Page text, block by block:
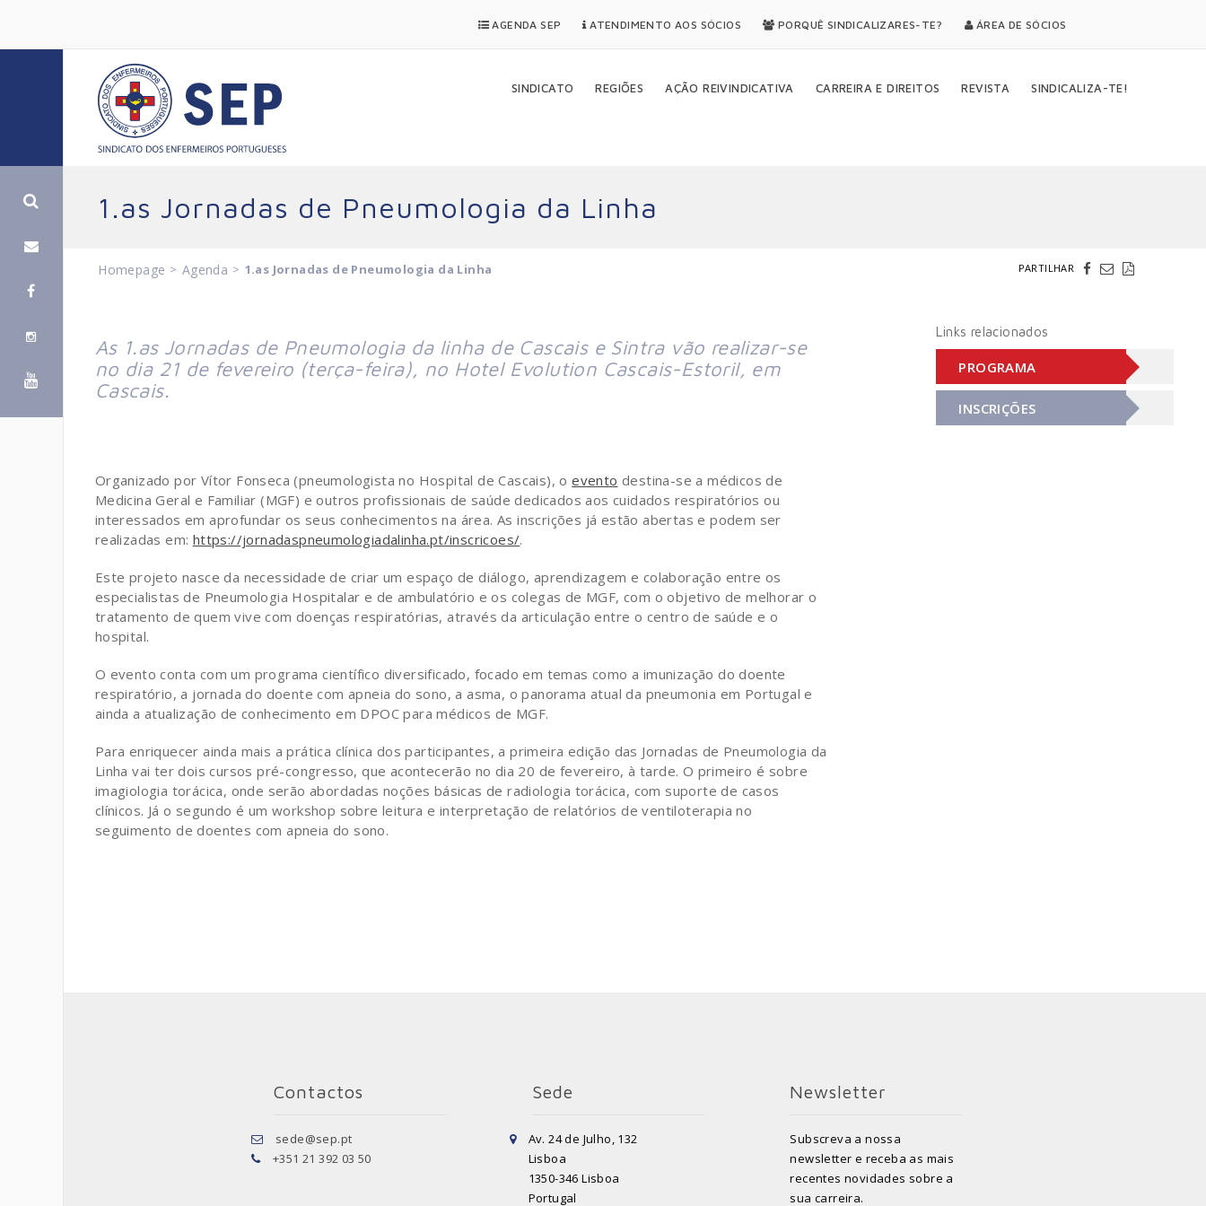
AGENDA SEP ATENDIMENTO AOS SÓCIOS PORQUÊ SINDICALIZARES-TE? ÁREA DE SÓCIOS
SINDICATO REGIÕES AÇÃO REIVINDICATIVA CARREIRA E DIREITOS REVISTA SINDICALIZA-TE!
1.as Jornadas de Pneumologia da Linha
Homepage > Agenda > 1.as Jornadas de Pneumologia da Linha PARTILHAR
As 1.as Jornadas de Pneumologia da linha de Cascais e Sintra vão realizar-se
no dia 21 de fevereiro (terça-feira), no Hotel Evolution Cascais-Estoril, em
Cascais.
Organizado por Vítor Fonseca (pneumologista no Hospital de Cascais), oevento destina-se a médicos de
Medicina Geral e Familiar (MGF) e outros profissionais de saúde dedicados aos cuidados respiratórios ou
interessados em aprofundar os seus conhecimentos na área. As inscrições já estão abertas e podem ser
realizadas em: https://jornadaspneumologiadalinha.pt/inscricoes/.
Este projeto nasce da necessidade de criar um espaço de diálogo, aprendizagem e colaboração entre os
especialistas de Pneumologia Hospitalar e de ambulatório e os colegas de MGF, com o objetivo de melhorar o
tratamento de quem vive com doenças respiratórias, através da articulação entre o centro de saúde e o
hospital.
O evento conta com um programa científico diversificado, focado em temas como a imunização do doente
respiratório, a jornada do doente com apneia do sono, a asma, o panorama atual da pneumonia em Portugal e
ainda a atualização de conhecimento em DPOC para médicos de MGF.
Para enriquecer ainda mais a prática clínica dos participantes, a primeira edição das Jornadas de Pneumologia da
Linha vai ter dois cursos pré-congresso, que acontecerão no dia 20 de fevereiro, à tarde. O primeiro é sobre
imagiologia torácica, onde serão abordadas noções básicas de radiologia torácica, com suporte de casos
clínicos. Já o segundo é um workshop sobre leitura e interpretação de relatórios de ventiloterapia no
seguimento de doentes com apneia do sono.
Links relacionados
PROGRAMA
INSCRIÇÕES
Contactos
sede@sep.pt
+351 21 392 03 50
Sede
Av. 24 de Julho, 132
Lisboa
1350-346 Lisboa
Portugal
Newsletter
Subscreva a nossa
newsletter e receba as mais
recentes novidades sobre a
sua carreira.